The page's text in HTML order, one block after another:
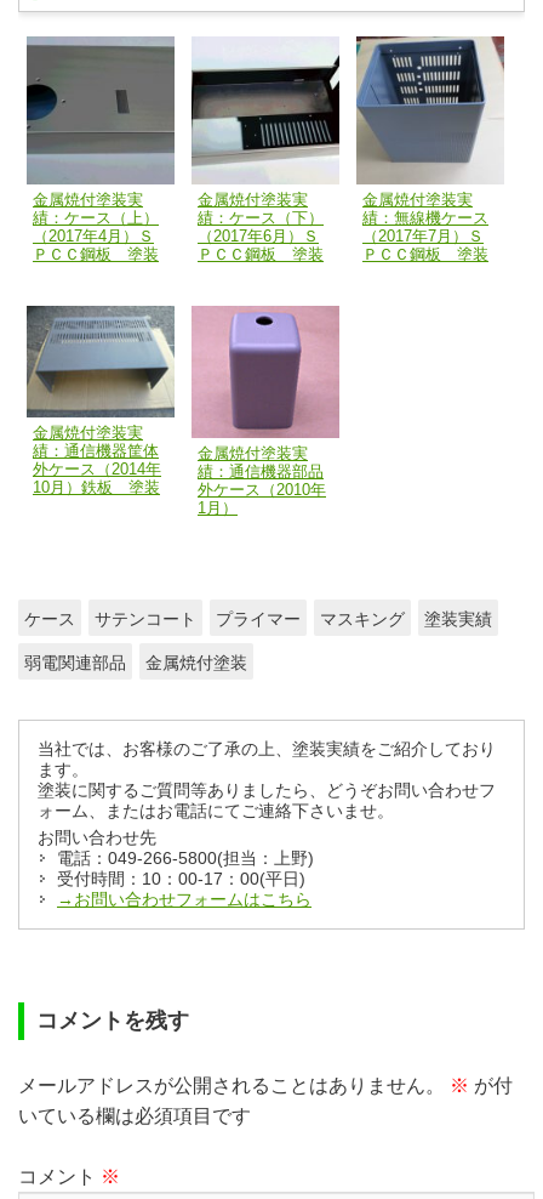
金属焼付塗装実
績：ケース（上）
（2017年4月）Ｓ
ＰＣＣ鋼板 塗装
金属焼付塗装実
績：ケース（下）
（2017年6月）Ｓ
ＰＣＣ鋼板 塗装
金属焼付塗装実
績：無線機ケース
（2017年7月）Ｓ
ＰＣＣ鋼板 塗装
金属焼付塗装実
績：通信機器筐体
外ケース（2014年
10月）鉄板 塗装
金属焼付塗装実
績：通信機器部品
外ケース（2010年
1月）
ケース サテンコート プライマー マスキング 塗装実績
弱電関連部品 金属焼付塗装
当社では、お客様のご了承の上、塗装実績をご紹介しており
ます。
塗装に関するご質問等ありましたら、どうぞお問い合わせフ
ォーム、またはお電話にてご連絡下さいませ。
お問い合わせ先
電話：049-266-5800(担当：上野)
受付時間：10：00-17：00(平日)
→お問い合わせフォームはこちら
コメントを残す
メールアドレスが公開されることはありません。 ※ が付
いている欄は必須項目です
コメント ※